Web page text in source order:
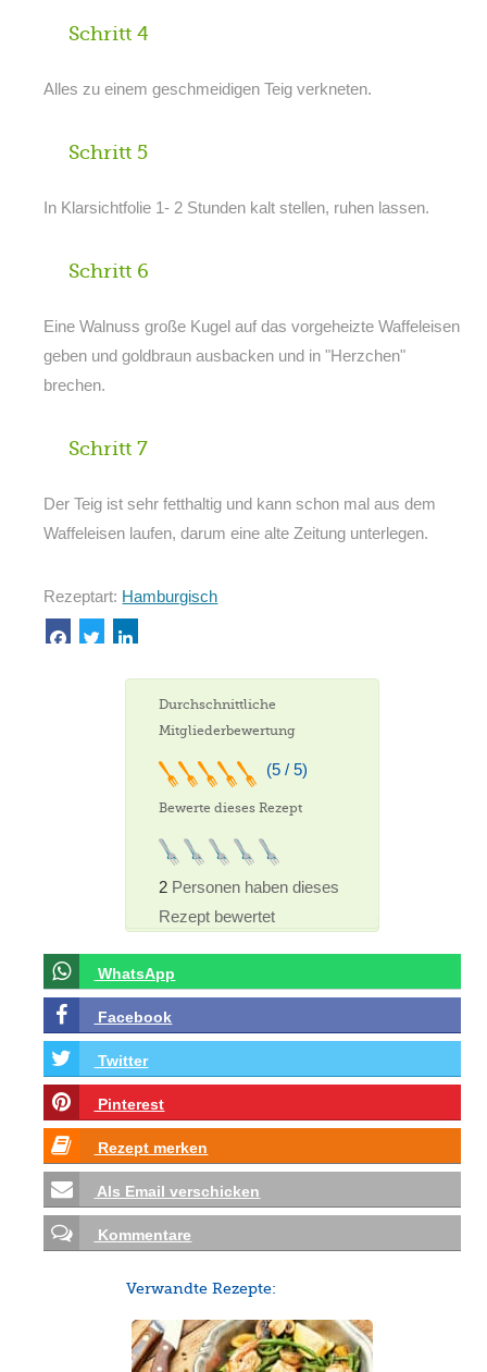
Schritt 4
Alles zu einem geschmeidigen Teig verkneten.
Schritt 5
In Klarsichtfolie 1- 2 Stunden kalt stellen, ruhen lassen.
Schritt 6
Eine Walnuss große Kugel auf das vorgeheizte Waffeleisen
geben und goldbraun ausbacken und in "Herzchen"
brechen.
Schritt 7
Der Teig ist sehr fetthaltig und kann schon mal aus dem
Waffeleisen laufen, darum eine alte Zeitung unterlegen.
Rezeptart: Hamburgisch
Durchschnittliche
Mitgliederbewertung
(5 / 5)
Bewerte dieses Rezept
2 Personen haben dieses
Rezept bewertet
WhatsApp
Facebook
Twitter
Pinterest
Rezept merken
Als Email verschicken
Kommentare
Verwandte Rezepte: